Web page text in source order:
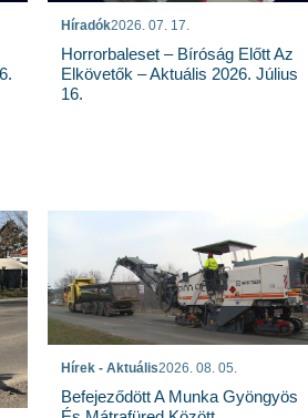
Híradók2026. 07. 17.
Horrorbaleset – Bíróság Előtt Az
Elkövetők – Aktuális 2026. Július
16.
Hírek - Aktuális2026. 08. 05.
Befejeződött A Munka Gyöngyös